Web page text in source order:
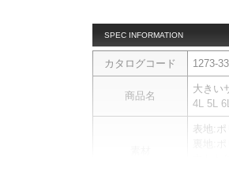
SPEC INFORMATION
カタログコード 1273-
商品名
大きい
4L 5L
表地:
中わ